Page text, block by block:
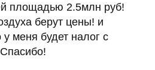
площадью 2.5млн руб!
берут цены! и
у меня будет налог с